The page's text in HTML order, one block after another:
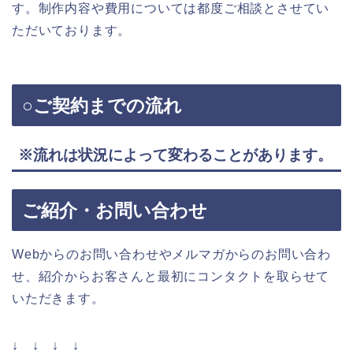
す。制作内容や費用については都度ご相談とさせてい
ただいております。
○ご契約までの流れ
※流れは状況によって変わることがあります。
ご紹介・お問い合わせ
Webからのお問い合わせやメルマガからのお問い合わ
せ、紹介からお客さんと最初にコンタクトを取らせて
いただきます。
↓ ↓ ↓ ↓